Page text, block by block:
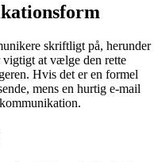
skriftligt på, herunder
vigtigt at vælge den rette
Hvis det er en formel
mens en hurtig e-mail